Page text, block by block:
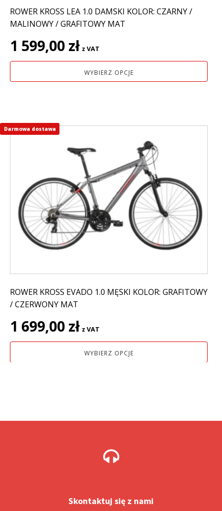
ROWER KROSS LEA 1.0 DAMSKI KOLOR: CZARNY /
MALINOWY / GRAFITOWY MAT
1 599,00 zł z VAT
WYBIERZ OPCJE
ROWER KROSS EVADO 1.0 MĘSKI KOLOR: GRAFITOWY
/ CZERWONY MAT
1 699,00 zł z VAT
WYBIERZ OPCJE
Ten
wariantów.
Opcje
można
wybrać
stronie
Darmowa dostawa
Skontaktuj się z nami